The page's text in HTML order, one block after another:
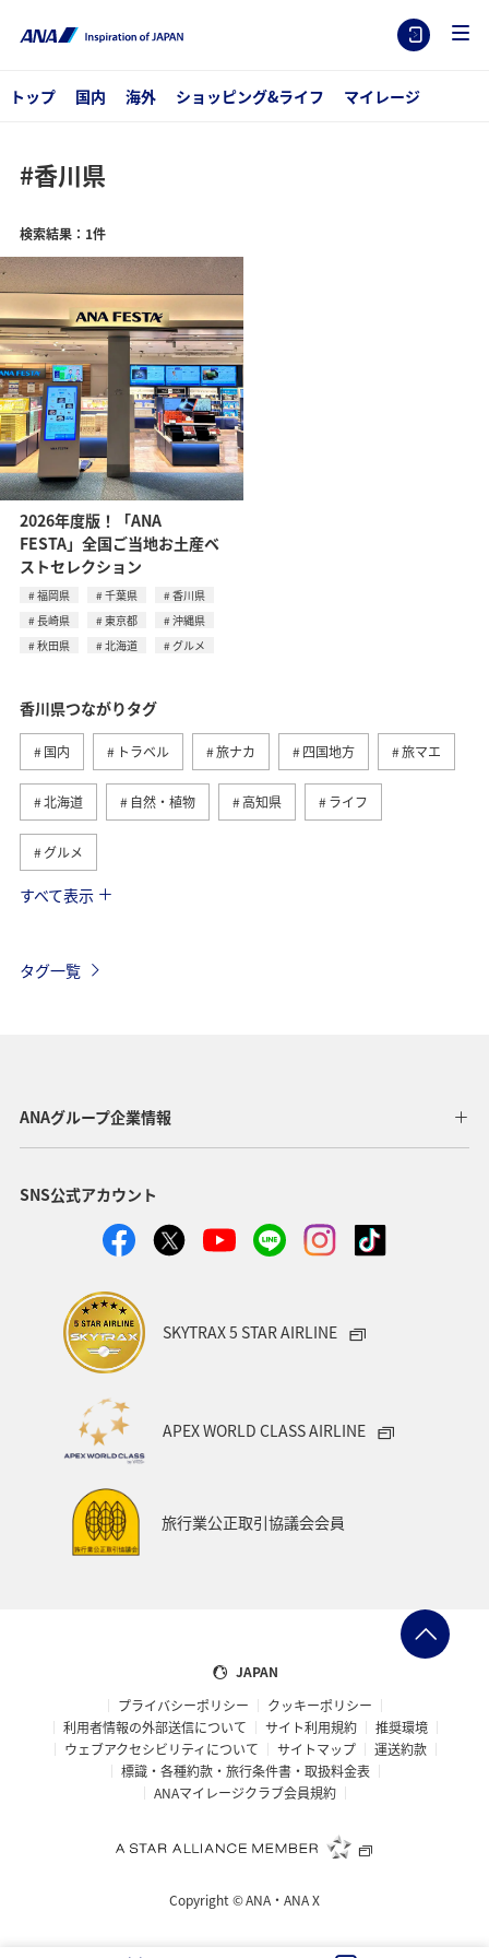
トップ 国内 海外 ショッピング&ライフ マイレージ
#香川県
検索結果：1件
2026年度版！「ANA
FESTA」全国ご当地お土産ベ
ストセレクション
福岡県 千葉県
香川県
長崎県
東京都
沖縄県
秋田県
北海道 グルメ
香川県つながりタグ
国内 トラベル 旅ナカ 四国地方 旅マエ
北海道 自然・植物 高知県 ライフ
グルメ
夏 春
関東・甲信越地方 趣味 宮崎県 九州地方
リゾート 岡山県
すべて表示
タグ一覧
ANAグループ企業情報
SNS公式アカウント
SKYTRAX 5 STAR AIRLINE
APEX WORLD CLASS AIRLINE
旅行業公正取引協議会会員
JAPAN
プライバシーポリシー
クッキーポリシー
利用者情報の外部送信について
サイト利用規約
推奨環境
ウェブアクセシビリティについて
サイトマップ
運送約款
標識・各種約款・旅行条件書・取扱料金表
ANAマイレージクラブ会員規約
Copyright ©ANA・ANA X